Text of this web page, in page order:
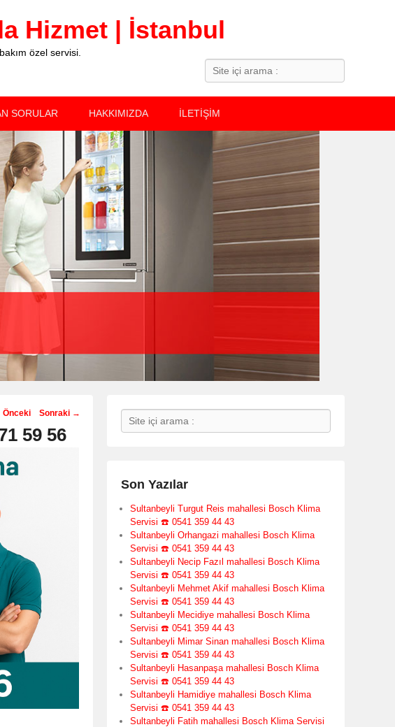
Hizmet | İstanbul
özel servisi.
Search
SORULAR HAKKIMIZDA İLETİŞİM
Önceki Sonraki →
59 56
Search
Son Yazılar
Sultanbeyli Turgut Reis mahallesi Bosch Klima
Servisi ☎️ 0541 359 44 43
Sultanbeyli Orhangazi mahallesi Bosch Klima
Servisi ☎️ 0541 359 44 43
Sultanbeyli Necip Fazıl mahallesi Bosch Klima
Servisi ☎️ 0541 359 44 43
Sultanbeyli Mehmet Akif mahallesi Bosch Klima
Servisi ☎️ 0541 359 44 43
Sultanbeyli Mecidiye mahallesi Bosch Klima
Servisi ☎️ 0541 359 44 43
Sultanbeyli Mimar Sinan mahallesi Bosch Klima
Servisi ☎️ 0541 359 44 43
Sultanbeyli Hasanpaşa mahallesi Bosch Klima
Servisi ☎️ 0541 359 44 43
Sultanbeyli Hamidiye mahallesi Bosch Klima
Servisi ☎️ 0541 359 44 43
Sultanbeyli Fatih mahallesi Bosch Klima Servisi